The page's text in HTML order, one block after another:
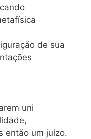
de sua
uni
então um juízo.